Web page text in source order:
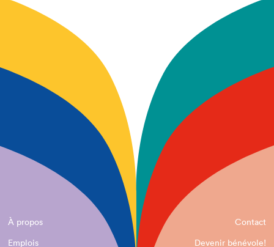
À propos
Contact
Emplois
Devenir bénévole!